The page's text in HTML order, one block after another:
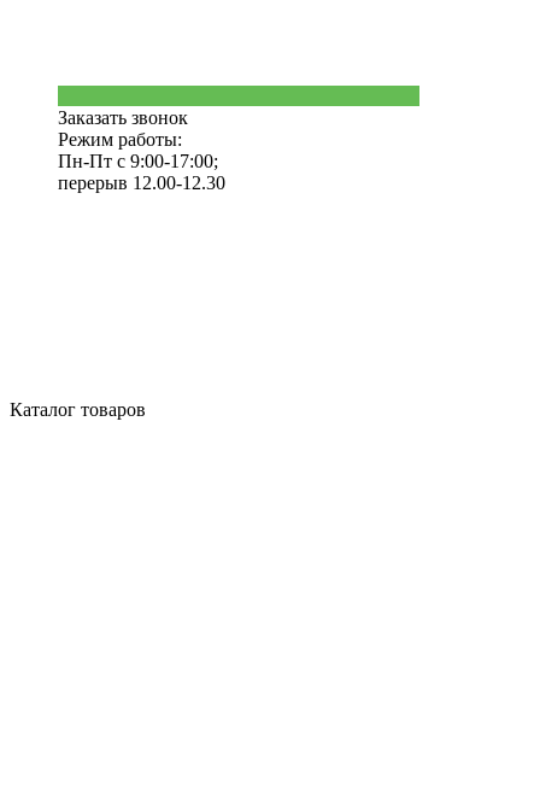
Заказать звонок
Режим работы:
Пн-Пт с 9:00-17:00;
перерыв 12.00-12.30
Каталог товаров